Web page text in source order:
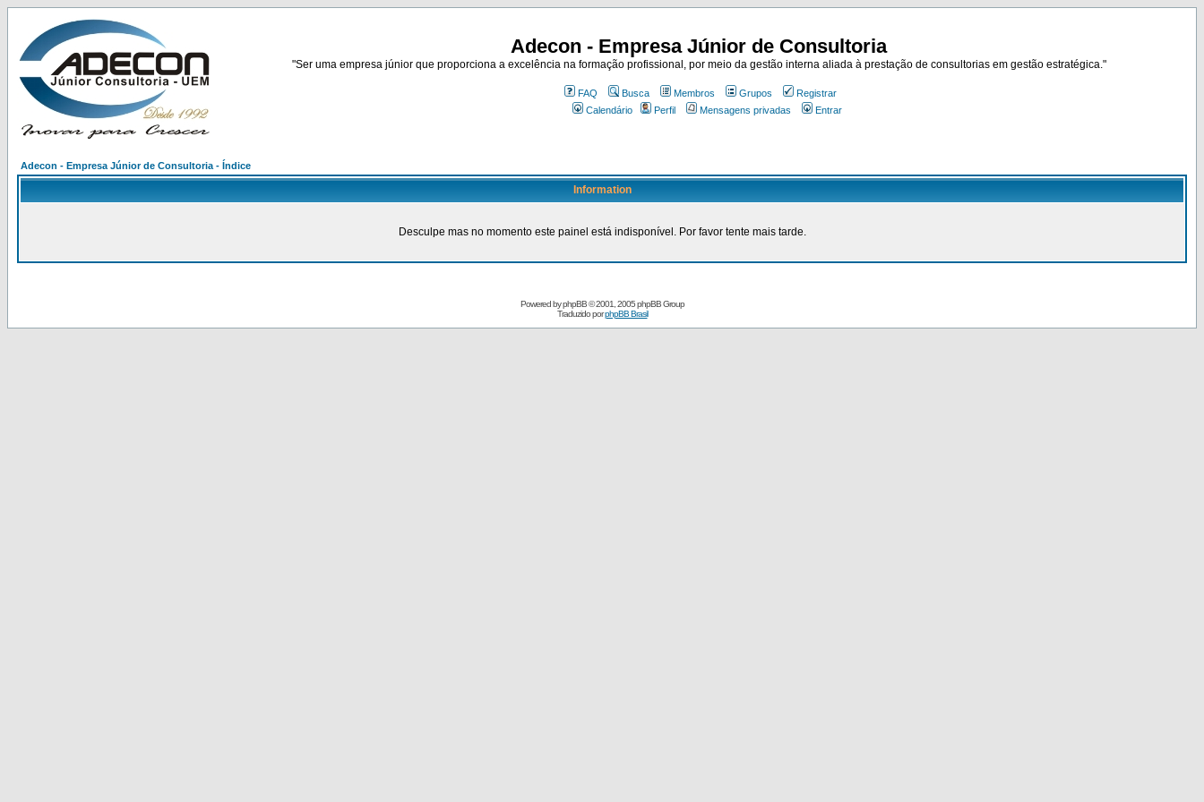
Adecon - Empresa Júnior de Consultoria
"Ser uma empresa júnior que proporciona a excelência na formação profissional, por meio da gestão interna aliada à prestação de consultorias em gestão estratégica."
FAQ Busca Membros Grupos
Registrar
Calendário
Perfil Mensagens privadas Entrar
Adecon - Empresa Júnior de Consultoria - Índice
Information
Desculpe mas no momento este painel está indisponível. Por favor tente mais tarde.
Powered byphpBB© 2001, 2005 phpBB Group
Traduzido porphpBB Brasil